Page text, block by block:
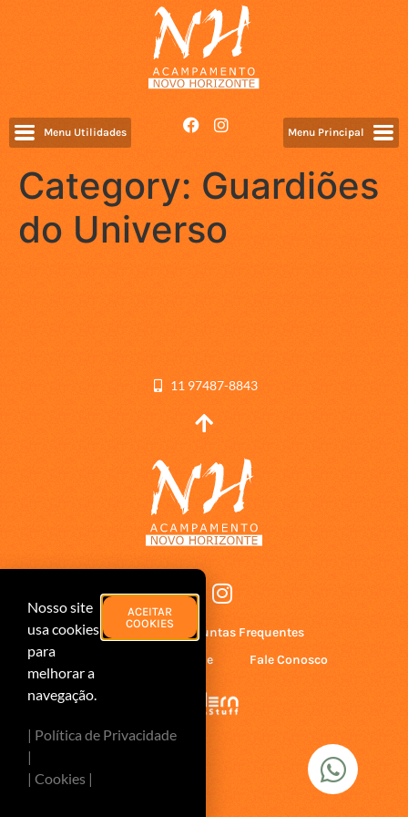
Menu Utilidades Menu Principal
Category: Guardiões
do Universo
11 97487-8843
Home
Perguntas Frequentes
Política de Privacidade
Fale Conosco
Nosso site
usa cookies
para
melhorar a
navegação.
ACEITAR
COOKIES
| Política de Privacidade
|
| Cookies |